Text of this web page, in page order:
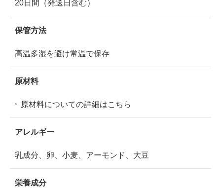
20日間（発送日含む）
保管方法
高温多湿を避け常温で保存
原材料
原材料についての詳細はこちら
アレルギー
乳成分、卵、小麦、アーモンド、大豆
栄養成分